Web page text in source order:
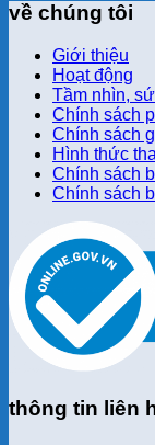
về chúng tôi
Giới thiệu
Hoạt động
Tầm nhìn,
Chính sách
Chính sách
Hình thức
Chính sách
Chính sách
thông tin liên